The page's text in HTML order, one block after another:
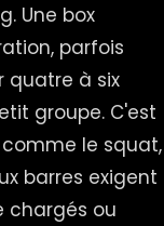
Une box
parfois
quatre à six
groupe. C'est
le squat,
barres exigent
chargés ou